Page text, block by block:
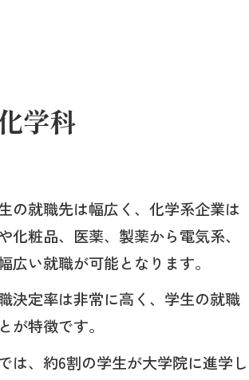
学科
の就職先は幅広く、化学系企業は
化粧品、医薬、製薬から電気系、
広い就職が可能となります。
決定率は非常に高く、学生の就職
が特徴です。
は、約6割の学生が大学院に進学し